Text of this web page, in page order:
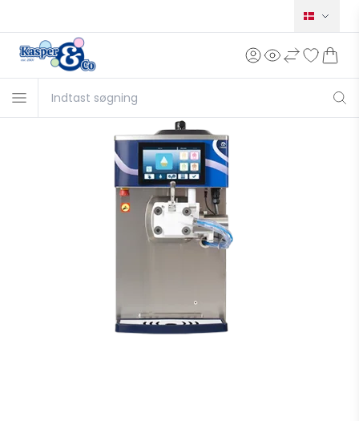
Norsk
Svensk
Deutsch